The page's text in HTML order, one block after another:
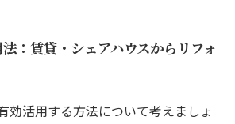
：賃貸・シェアハウスからリフォ
効活用する方法について考えましょ